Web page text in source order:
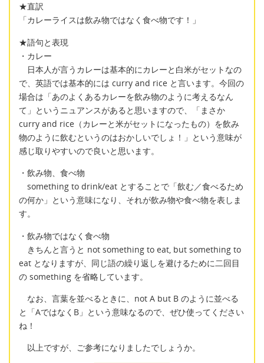
★直訳
「カレーライスは飲み物ではなく食べ物です！」
★語句と表現
・カレー
日本人が言うカレーは基本的にカレーと白米がセットなの
で、英語では基本的には curry and rice と言います。今回の
場合は「あのよくあるカレーを飲み物のように考えるなん
て」というニュアンスがあると思いますので、「まさか
curry and rice（カレーと米がセットになったもの）を飲み
物のように飲むというのはおかしいでしょ！」という意味が
感じ取りやすいので良いと思います。
・飲み物、食べ物
something to drink/eat とすることで「飲む／食べるため
の何か」という意味になり、それが飲み物や食べ物を表しま
す。
・飲み物ではなく食べ物
きちんと言うと not something to eat, but something to
eat となりますが、同じ語の繰り返しを避けるために二回目
の something を省略しています。
なお、言葉を並べるときに、not A but B のように並べる
と「AではなくB」という意味なるので、ぜひ使ってください
ね！
以上ですが、ご参考になりましたでしょうか。